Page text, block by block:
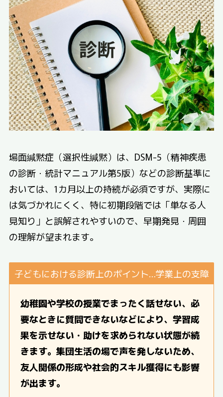
場面緘黙症（選択性緘黙）は、DSM-5（精神疾患
の診断・統計マニュアル第5版）などの診断基準に
おいては、1カ月以上の持続が必須ですが、実際に
は気づかれにくく、特に初期段階では「単なる人
見知り」と誤解されやすいので、早期発見・周囲
の理解が望まれます。
子どもにおける診断上のポイント…学業上の支障
幼稚園や学校の授業でまったく話せない、必
要なときに質問できないなどにより、学習成
果を示せない・助けを求められない状態が続
きます。集団生活の場で声を発しないため、
友人関係の形成や社会的スキル獲得にも影響
が出ます。